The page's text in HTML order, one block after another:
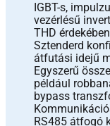
IGBT-s,
vezérlésű
THD érdekében
Sztenderd
átfutási idejű
Egyszerű
például
bypass
RS485 átfogó